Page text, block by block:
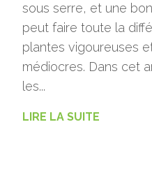
sous serre, et une
peut faire toute la
plantes vigoureuses
médiocres. Dans cet
les...
LIRE LA SUITE